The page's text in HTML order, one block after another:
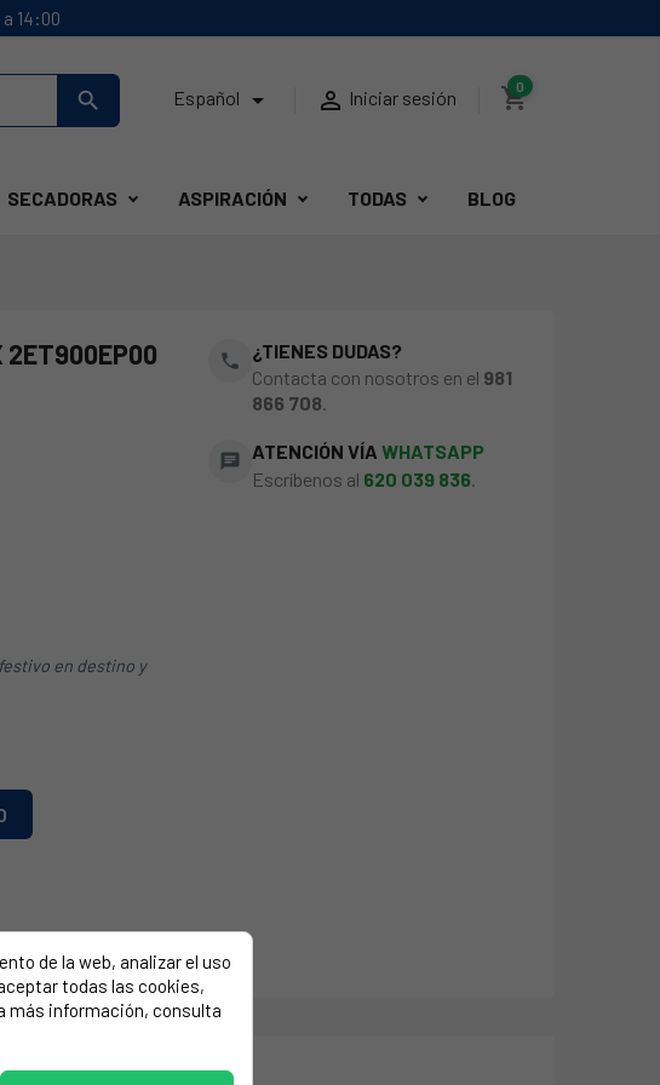
14:00
search Español   Iniciar sesión shopping_cart
0
SECADORAS ASPIRACIÓN TODAS BLOG
2ET900EP00
en destino y
phone
¿TIENES DUDAS?
Contacta con nosotros en el 981
866 708.
chat ATENCIÓN VÍAWHATSAPP
Escríbenos al 620 039 836
de la web, analizar el uso
todas las cookies,
más información, consulta